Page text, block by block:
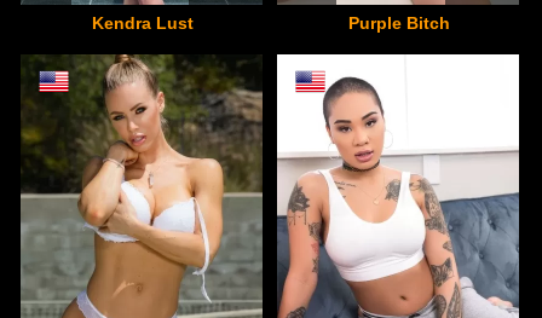
Kendra Lust Purple Bitch